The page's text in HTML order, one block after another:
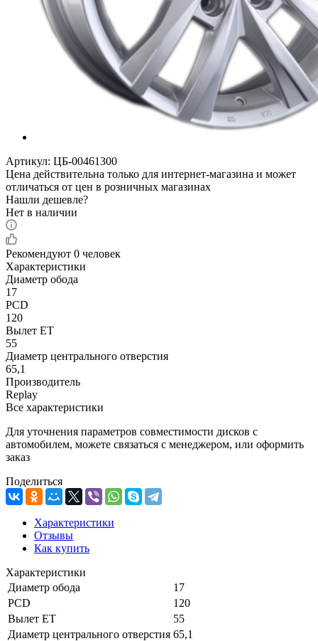
Артикул: ЦБ-00461300
Цена действительна только для интернет-магазина и может
отличаться от цен в розничных магазинах
Нашли дешевле?
Нет в наличии
Рекомендуют 0 человек
Характеристики
Диаметр обода
17
PCD
120
Вылет ET
55
Диаметр центрального отверстия
65,1
Производитель
Replay
Все характеристики
Для уточнения параметров совместимости дисков с
автомобилем, можете связаться с менеджером, или оформить
заказ
Поделиться
Характеристики
Отзывы
Как купить
Характеристики
Диаметр обода
17
PCD
120
Вылет ET
55
Диаметр центрального отверстия 65,1